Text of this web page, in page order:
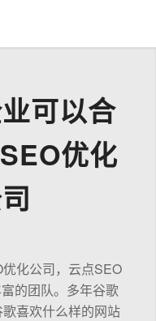
可以合
优化
化公司，云点SEO
的团队。多年谷歌
喜欢什么样的网站